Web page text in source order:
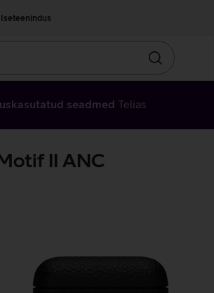
Iseteenindus
Otsin
seadmed Telias
II ANC